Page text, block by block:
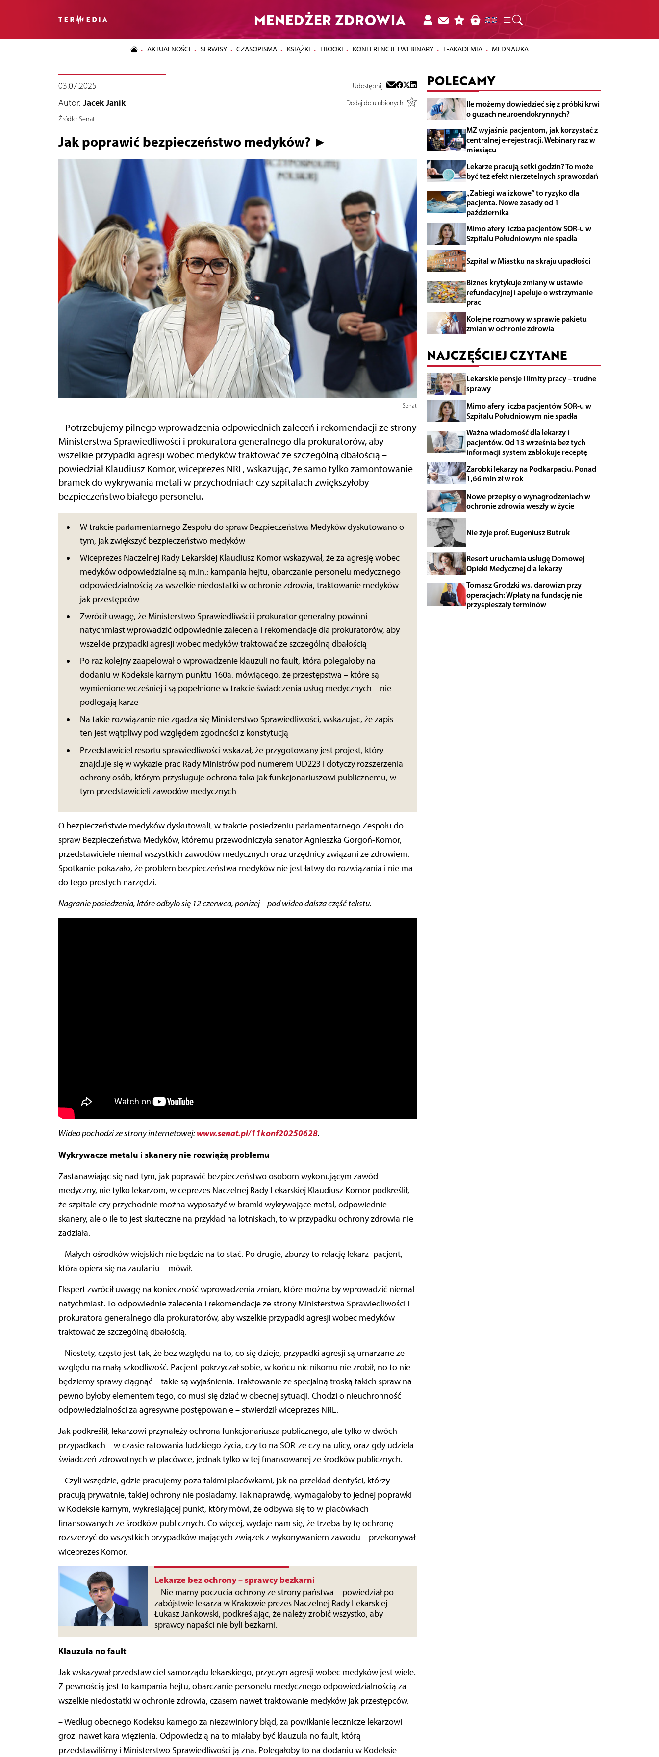
MENEDŻER ZDROWIA
AKTUALNOŚCI SERWISY CZASOPISMA KSIĄŻKI EBOOKI KONFERENCJE I WEBINARY E-AKADEMIA MEDNAUKA
03.07.2025 Udostępnij
Autor: Jacek Janik
Dodaj do ulubionych
Źródło:Senat
Jak poprawić bezpieczeństwo medyków? ►
Senat
– Potrzebujemy pilnego wprowadzenia odpowiednich zaleceń i rekomendacji ze strony
Ministerstwa Sprawiedliwości i prokuratora generalnego dla prokuratorów, aby
wszelkie przypadki agresji wobec medyków traktować ze szczególną dbałością –
powiedział Klaudiusz Komor, wiceprezes NRL, wskazując, że samo tylko zamontowanie
bramek do wykrywania metali w przychodniach czy szpitalach zwiększyłoby
bezpieczeństwo białego personelu.
W trakcie parlamentarnego Zespołu do spraw Bezpieczeństwa Medyków dyskutowano o
tym, jak zwiększyć bezpieczeństwo medyków
Wiceprezes Naczelnej Rady Lekarskiej Klaudiusz Komor wskazywał, że za agresję wobec
medyków odpowiedzialne są m.in.: kampania hejtu, obarczanie personelu medycznego
odpowiedzialnością za wszelkie niedostatki w ochronie zdrowia, traktowanie medyków
jak przestępców
Zwrócił uwagę, że Ministerstwo Sprawiedliwści i prokurator generalny powinni
natychmiast wprowadzić odpowiednie zalecenia i rekomendacje dla prokuratorów, aby
wszelkie przypadki agresji wobec medyków traktować ze szczególną dbałością
Po raz kolejny zaapelował o wprowadzenie klauzuli no fault, która polegałoby na
dodaniu w Kodeksie karnym punktu 160a, mówiącego, że przestępstwa – które są
wymienione wcześniej i są popełnione w trakcie świadczenia usług medycznych – nie
podlegają karze
Na takie rozwiązanie nie zgadza się Ministerstwo Sprawiedliwości, wskazując, że zapis
ten jest wątpliwy pod względem zgodności z konstytucją
Przedstawiciel resortu sprawiedliwości wskazał, że przygotowany jest projekt, który
znajduje się w wykazie prac Rady Ministrów pod numerem UD223 i dotyczy rozszerzenia
ochrony osób, którym przysługuje ochrona taka jak funkcjonariuszowi publicznemu, w
tym przedstawicieli zawodów medycznych
O bezpieczeństwie medyków dyskutowali, w trakcie posiedzeniu parlamentarnego Zespołu do
spraw Bezpieczeństwa Medyków, któremu przewodniczyła senator Agnieszka Gorgoń-Komor,
przedstawiciele niemal wszystkich zawodów medycznych oraz urzędnicy związani ze zdrowiem.
Spotkanie pokazało, że problem bezpieczeństwa medyków nie jest łatwy do rozwiązania i nie ma
do tego prostych narzędzi.
Nagranie posiedzenia, które odbyło się 12 czerwca, poniżej – pod wideo dalsza część tekstu.
Wideo pochodzi ze strony internetowej:www.senat.pl/11konf20250628.
Wykrywacze metalu i skanery nie rozwiążą problemu
Zastanawiając się nad tym, jak poprawić bezpieczeństwo osobom wykonującym zawód
medyczny, nie tylko lekarzom, wiceprezes Naczelnej Rady Lekarskiej Klaudiusz Komor podkreślił,
że szpitale czy przychodnie można wyposażyć w bramki wykrywające metal, odpowiednie
skanery, ale o ile to jest skuteczne na przykład na lotniskach, to w przypadku ochrony zdrowia nie
zadziała.
– Małych ośrodków wiejskich nie będzie na to stać. Po drugie, zburzy to relację lekarz–pacjent,
która opiera się na zaufaniu – mówił.
Ekspert zwrócił uwagę na konieczność wprowadzenia zmian, które można by wprowadzić niemal
natychmiast. To odpowiednie zalecenia i rekomendacje ze strony Ministerstwa Sprawiedliwości i
prokuratora generalnego dla prokuratorów, aby wszelkie przypadki agresji wobec medyków
traktować ze szczególną dbałością.
– Niestety, często jest tak, że bez względu na to, co się dzieje, przypadki agresji są umarzane ze
względu na małą szkodliwość. Pacjent pokrzyczał sobie, w końcu nic nikomu nie zrobił, no to nie
będziemy sprawy ciągnąć – takie są wyjaśnienia. Traktowanie ze specjalną troską takich spraw na
pewno byłoby elementem tego, co musi się dziać w obecnej sytuacji. Chodzi o nieuchronność
odpowiedzialności za agresywne postępowanie – stwierdził wiceprezes NRL.
Jak podkreślił, lekarzowi przynależy ochrona funkcjonariusza publicznego, ale tylko w dwóch
przypadkach – w czasie ratowania ludzkiego życia, czy to na SOR-ze czy na ulicy, oraz gdy udziela
świadczeń zdrowotnych w placówce, jednak tylko w tej finansowanej ze środków publicznych.
– Czyli wszędzie, gdzie pracujemy poza takimi placówkami, jak na przekład dentyści, którzy
pracują prywatnie, takiej ochrony nie posiadamy. Tak naprawdę, wymagałoby to jednej poprawki
w Kodeksie karnym, wykreślającej punkt, który mówi, że odbywa się to w placówkach
finansowanych ze środków publicznych. Co więcej, wydaje nam się, że trzeba by tę ochronę
rozszerzyć do wszystkich przypadków mających związek z wykonywaniem zawodu – przekonywał
wiceprezes Komor.
Lekarze bez ochrony – sprawcy bezkarni
– Nie mamy poczucia ochrony ze strony państwa – powiedział po
zabójstwie lekarza w Krakowie prezes Naczelnej Rady Lekarskiej
Łukasz Jankowski, podkreślając, że należy zrobić wszystko, aby
sprawcy napaści nie byli bezkarni.
Klauzula no fault
Jak wskazywał przedstawiciel samorządu lekarskiego, przyczyn agresji wobec medyków jest wiele.
Z pewnością jest to kampania hejtu, obarczanie personelu medycznego odpowiedzialnością za
wszelkie niedostatki w ochronie zdrowia, czasem nawet traktowanie medyków jak przestępców.
– Według obecnego Kodeksu karnego za niezawiniony błąd, za powikłanie lecznicze lekarzowi
grozi nawet kara więzienia. Odpowiedzią na to miałaby być klauzula no fault, którą
przedstawiliśmy i Ministerstwo Sprawiedliwości ją zna. Polegałoby to na dodaniu w Kodeksie
POLECAMY
Ile możemy dowiedzieć się z próbki krwi
o guzach neuroendokrynnych?
MZ wyjaśnia pacjentom, jak korzystać z
centralnej e-rejestracji. Webinary raz w
miesiącu
Lekarze pracują setki godzin? To może
być też efekt nierzetelnych sprawozdań
„Zabiegi walizkowe” to ryzyko dla
pacjenta. Nowe zasady od 1
października
Mimo afery liczba pacjentów SOR-u w
Szpitalu Południowym nie spadła
Szpital w Miastku na skraju upadłości
Biznes krytykuje zmiany w ustawie
refundacyjnej i apeluje o wstrzymanie
prac
Kolejne rozmowy w sprawie pakietu
zmian w ochronie zdrowia
NAJCZĘŚCIEJ CZYTANE
Lekarskie pensje i limity pracy – trudne
sprawy
Mimo afery liczba pacjentów SOR-u w
Szpitalu Południowym nie spadła
Ważna wiadomość dla lekarzy i
pacjentów. Od 13 września bez tych
informacji system zablokuje receptę
Zarobki lekarzy na Podkarpaciu. Ponad
1,66 mln zł w rok
Nowe przepisy o wynagrodzeniach w
ochronie zdrowia weszły w życie
Nie żyje prof. Eugeniusz Butruk
Resort uruchamia usługę Domowej
Opieki Medycznej dla lekarzy
Tomasz Grodzki ws. darowizn przy
operacjach: Wpłaty na fundację nie
przyspieszały terminów